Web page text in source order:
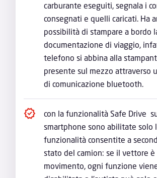
carburante eseguiti, segnala i
consegnati e quelli caricati. Ha
possibilità di stampare a bordo
documentazione di viaggio,
telefono si abbina alla
presente sul mezzo attraverso
di comunicazione bluetooth.
con la funzionalità Safe Drive
smartphone sono abilitate solo
funzionalità consentite a
stato del camion: se il vettore è
movimento, ogni funzione